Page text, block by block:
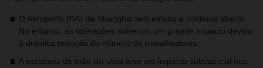
O Aeroporto PVG de Shanghai tem estado e continua aberto.
No entanto, as operações sofreram um grande impacto devido
à drástica redução do número de trabalhadores.
A escassez de mão-de-obra teve um impacto substancial nos